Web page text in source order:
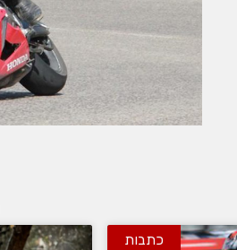
כתבות